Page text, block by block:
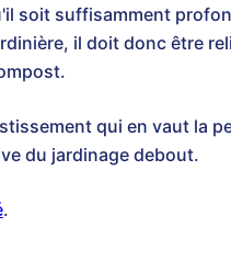
soit suffisamment
il doit donc être
qui en vaut la
du jardinage debout.
.